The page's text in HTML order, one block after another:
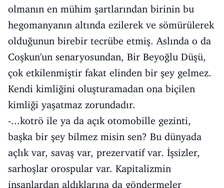
olmanın en mühim şartlarından birinin bu
hegomanyanın altında ezilerek ve sömürülerek
olduğunun birebir tecrübe etmiş. Aslında o da
Coşkun'un senaryosundan, Bir Beyoğlu Düşü,
çok etkilenmiştir fakat elinden bir şey gelmez.
Kendi kimliğini oluşturamadan ona biçilen
kimliği yaşatmaz zorundadır.
-...kotrö ile ya da açık otomobille gezinti,
başka bir şey bilmez misin sen? Bu dünyada
açlık var, savaş var, prezervatif var. İşsizler,
sarhoşlar orospular var. Kapitalizmin
insanlardan aldıklarına da göndermeler